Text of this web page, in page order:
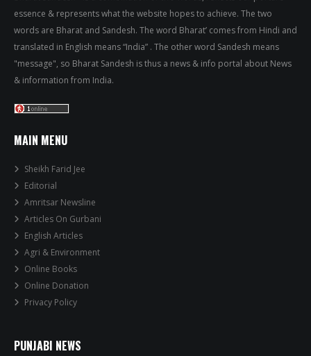
essence & represents what the website hopes to achieve. The two
words are Bharat and Sandesh. The word Bharat’ comes from Hindi and
translated in English means “India” . The other word Sandesh means
"message", so Bharat Sandesh is thus a news & info portal about News
& information from India.
MAIN MENU
Sheikh Farid Jee
Editorial
Amritsar Newsline
Articles On Gurbani
English Articles
Agri & Environment
Online Books
Online Donation
Privacy Policy
PUNJABI NEWS